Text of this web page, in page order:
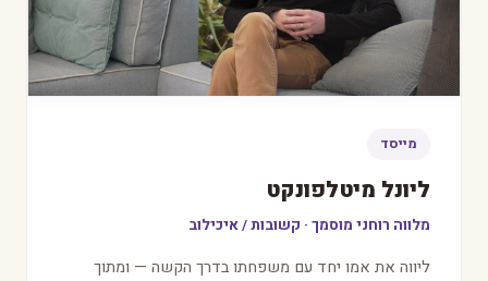
מייסד
ליונל מיטלפונקט
מלווה רוחני מוסמך · קשובות / איכילוב
ליווה את אמו יחד עם משפחתו בדרך הקשה — ומתוך